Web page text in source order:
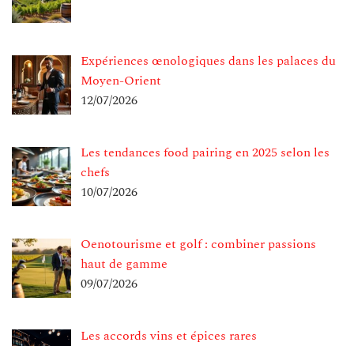
Expériences œnologiques dans les palaces du
Moyen-Orient
12/07/2026
Les tendances food pairing en 2025 selon les
chefs
10/07/2026
Oenotourisme et golf : combiner passions
haut de gamme
09/07/2026
Les accords vins et épices rares